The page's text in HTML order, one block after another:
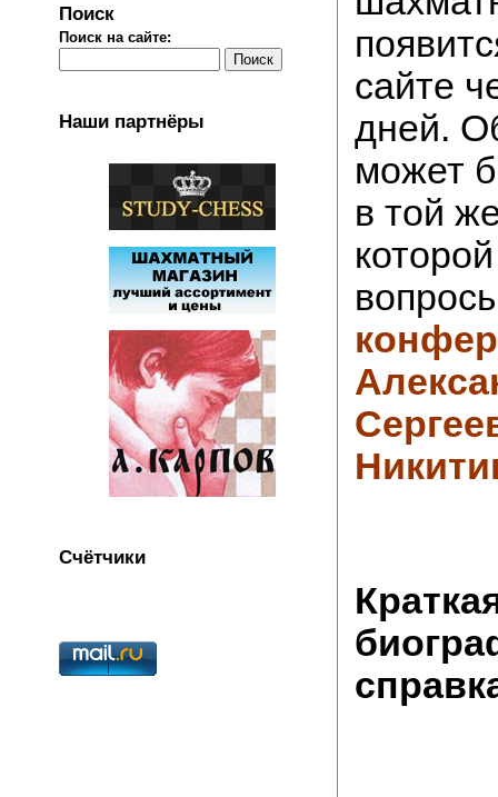
Поиск
Поиск на сайте:
Наши партнёры
Счётчики
сайте
дней.
может
в той